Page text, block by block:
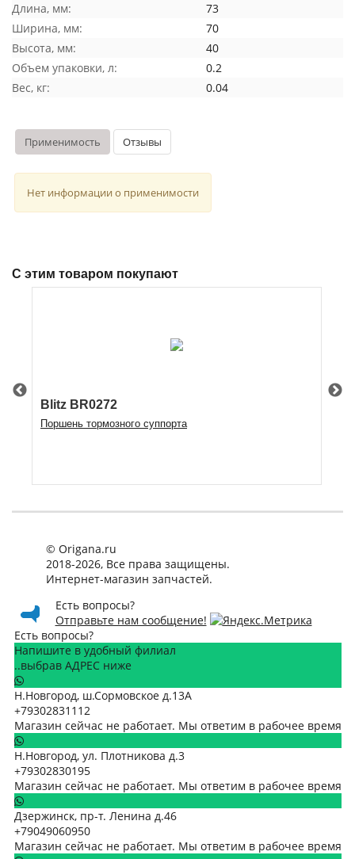
Длина, мм:
73
Ширина, мм:
70
Высота, мм:
40
Объем упаковки, л:
0.2
Вес, кг:
0.04
Применимость Отзывы
Нет информации о применимости
С этим товаром покупают
Blitz BR0272
Поршень тормозного суппорта
© Origana.ru
2018-2026, Все права защищены.
Интернет-магазин запчастей.
Есть вопросы?
Отправьте нам сообщение!
Есть вопросы?
Напишите в удобный филиал
..выбрав АДРЕС ниже
Н.Новгород, ш.Сормовское д.13А
+79302831112
Магазин сейчас не работает. Мы ответим в рабочее время
Н.Новгород, ул. Плотникова д.3
+79302830195
Магазин сейчас не работает. Мы ответим в рабочее время
Дзержинск, пр-т. Ленина д.46
+79049060950
Магазин сейчас не работает. Мы ответим в рабочее время